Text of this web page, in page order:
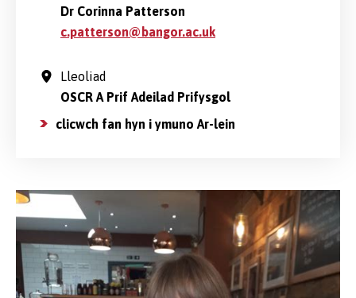
Dr Corinna Patterson
c.patterson@bangor.ac.uk
Lleoliad
OSCR A Prif Adeilad Prifysgol
clicwch fan hyn i ymuno Ar-lein